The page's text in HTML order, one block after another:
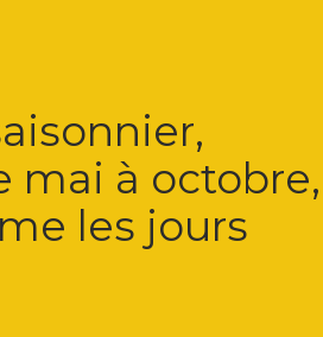
mai à octobre,
les jours